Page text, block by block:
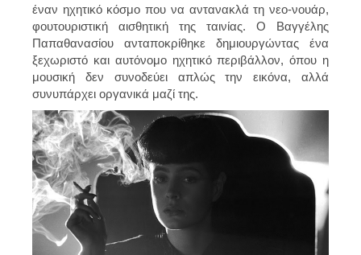
έναν ηχητικό κόσμο που να αντανακλά τη νεο-νουάρ,
φουτουριστική αισθητική της ταινίας. Ο Βαγγέλης
Παπαθανασίου ανταποκρίθηκε δημιουργώντας ένα
ξεχωριστό και αυτόνομο ηχητικό περιβάλλον, όπου η
μουσική δεν συνοδεύει απλώς την εικόνα, αλλά
συνυπάρχει οργανικά μαζί της.